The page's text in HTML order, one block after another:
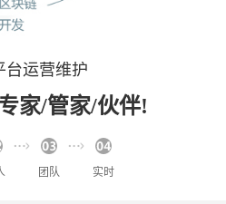
台运营维护
家/管家/伙伴!
团队 实时